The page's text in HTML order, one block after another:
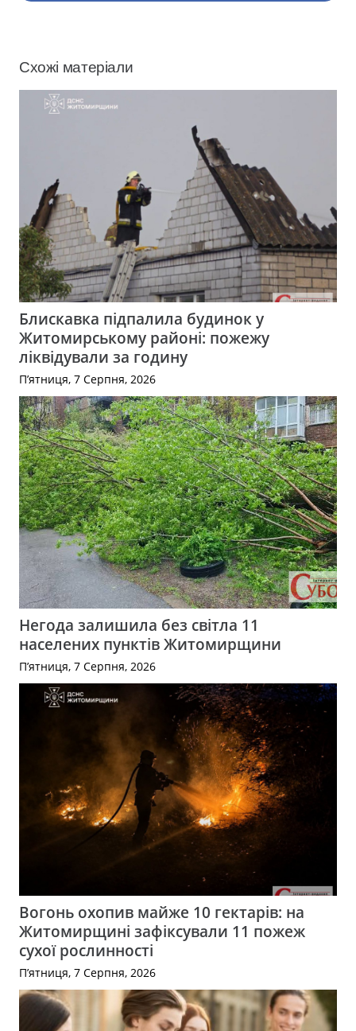
Схожі матеріали
Блискавка підпалила будинок у
Житомирському районі: пожежу
ліквідували за годину
П’ятниця, 7 Серпня, 2026
Негода залишила без світла 11
населених пунктів Житомирщини
П’ятниця, 7 Серпня, 2026
Вогонь охопив майже 10 гектарів: на
Житомирщині зафіксували 11 пожеж
сухої рослинності
П’ятниця, 7 Серпня, 2026